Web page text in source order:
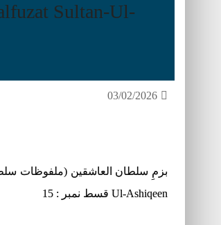
Sultan-Ul-
03/02/2026
Ul-Ashiqeen قسط نمبر : 15